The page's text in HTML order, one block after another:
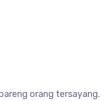
orang tersayang.